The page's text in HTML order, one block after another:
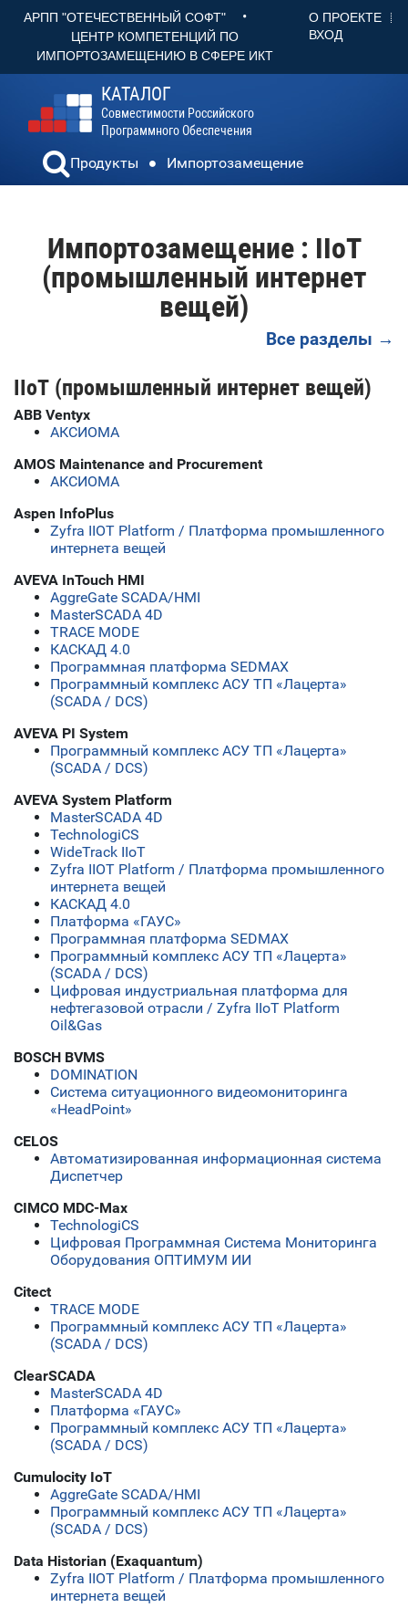
АРПП "ОТЕЧЕСТВЕННЫЙ СОФТ" •
ЦЕНТР КОМПЕТЕНЦИЙ ПО
ИМПОРТОЗАМЕЩЕНИЮ В СФЕРЕ ИКТ
О ПРОЕКТЕ
ВХОД
КАТАЛОГ
Совместимости Российского
Программного Обеспечения
Продукты Импортозамещение
Импортозамещение : IIoT
(промышленный интернет
вещей)
Все разделы →
IIoT (промышленный интернет вещей)
ABB Ventyx
АКСИОМА
AMOS Maintenance and Procurement
АКСИОМА
Aspen InfoPlus
Zyfra IIOT Platform / Платформа промышленного
интернета вещей
AVEVA InTouch HMI
AggreGate SCADA/HMI
MasterSCADA 4D
TRACE MODE
КАСКАД 4.0
Программная платформа SEDMAX
Программный комплекс АСУ ТП «Лацерта»
(SCADA / DCS)
AVEVA PI System
Программный комплекс АСУ ТП «Лацерта»
(SCADA / DCS)
AVEVA System Platform
MasterSCADA 4D
TechnologiCS
WideTrack IIoT
Zyfra IIOT Platform / Платформа промышленного
интернета вещей
КАСКАД 4.0
Платформа «ГАУС»
Программная платформа SEDMAX
Программный комплекс АСУ ТП «Лацерта»
(SCADA / DCS)
Цифровая индустриальная платформа для
нефтегазовой отрасли / Zyfra IIoT Platform
Oil&Gas
BOSCH BVMS
DOMINATION
Система ситуационного видеомониторинга
«HeadPoint»
CELOS
Автоматизированная информационная система
Диспетчер
CIMCO MDC-Max
TechnologiCS
Цифровая Программная Система Мониторинга
Оборудования ОПТИМУМ ИИ
Citect
TRACE MODE
Программный комплекс АСУ ТП «Лацерта»
(SCADA / DCS)
ClearSCADA
MasterSCADA 4D
Платформа «ГАУС»
Программный комплекс АСУ ТП «Лацерта»
(SCADA / DCS)
Cumulocity IoT
AggreGate SCADA/HMI
Программный комплекс АСУ ТП «Лацерта»
(SCADA / DCS)
Data Historian (Exaquantum)
Zyfra IIOT Platform / Платформа промышленного
интернета вещей